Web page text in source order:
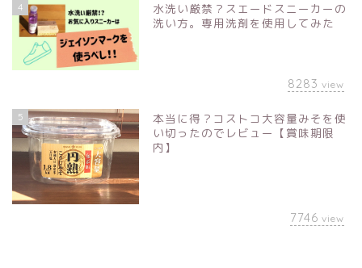
4
水洗い厳禁？スエードスニーカーの
洗い方。専用洗剤を使用してみた
8283 view
5
本当に得？コストコ大容量みそを使
い切ったのでレビュー【賞味期限
内】
7746 view